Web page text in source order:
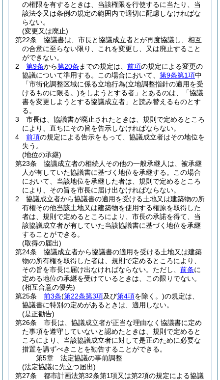
の権限を有するときは、当該権限を行使するに当たり、当
該法令又は条例の規定の範囲内で適切に配慮しなければな
らない。
(変更又は廃止)
第22条
協議書は、市長と協議成立者とが再度協議し、相互
の合意に至らない限り、これを変更し、又は廃止すること
ができない。
2
第9条から第20条 までの規定は、 前項の規定による変更の
協議について準用する。
この場合において、 第9条第1項中
「市街化調整区域に係る立地行為(立地調整指針の適用を受
けるものに限る。)をしようとする者」とあるのは、「協議
書を変更しようとする協議成立者」と読み替えるものとす
る。
3
市長は、協議書が廃止されたときは、規則で定めるところ
により、直ちにその旨を告示しなければならない。
4
前項の規定による告示をもって、協議成立者はその地位を
失う。
(地位の承継)
第23条
協議成立者の相続人その他の一般承継人は、被承継
人が有していた協議書に基づく地位を承継する。
この場合
において、当該地位を承継した者は、規則で定めるところ
により、その旨を市長に届け出なければならない。
2
協議成立者から協議書の適用を受ける土地又は建築物の所
有権その他当該土地又は建築物を使用する権原を取得した
者は、規則で定めるところにより、市長の承諾を得て、当
該協議成立者が有していた当該協議書に基づく地位を承継
することができる。
(取得の届出)
第24条
協議成立者から協議書の適用を受ける土地又は建築
物の所有権を取得した者は、規則で定めるところにより、
その旨を市長に届け出なければならない。 ただし、 前条に
定める地位の承継を受けているときは、この限りでない。
(相互合意の優先)
第25条
前3条(第22条第3項及び第4項を除く。)の規定は、
協議書に特別の定めがあるときは、適用しない。
(是正勧告)
第26条
市長は、協議成立者が正当な理由なく協議書に定め
た事項を遵守していないと認めたときは、規則で定めると
ころにより、当該協議成立者に対して是正のために必要な
措置を講ずべきことを勧告することができる。
第5章
法定協議の事前調整
(法定協議に先立つ届出)
第27条
都市計画法第32条第1項又は第2項の規定による協議